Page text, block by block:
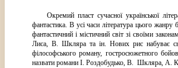
Окремий пласт сучасної української
фантастика. В усі часи література цього
фантастичний і містичний світ зі своїми
Лиса, В. Шкляра та ін. Нових рис набуває
філософського роману, гостросюжетного
назвати романи І. Роздобудько, В. Шкляра, А.